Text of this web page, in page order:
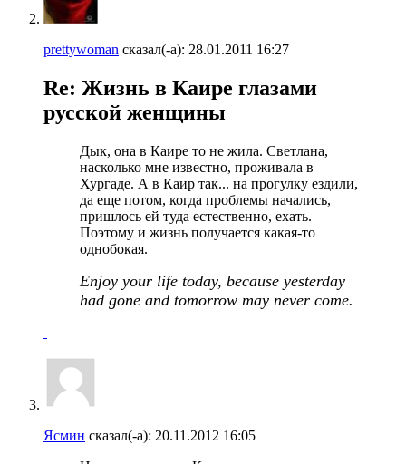
prettywoman сказал(-а): 28.01.2011 16:27
Re: Жизнь в Каире глазами
русской женщины
Дык, она в Каире то не жила. Светлана,
насколько мне известно, проживала в
Хургаде. А в Каир так... на прогулку ездили,
да еще потом, когда проблемы начались,
пришлось ей туда естественно, ехать.
Поэтому и жизнь получается какая-то
однобокая.
Enjoy your life today, because yesterday
had gone and tomorrow may never come.
Ясмин сказал(-а): 20.11.2012 16:05